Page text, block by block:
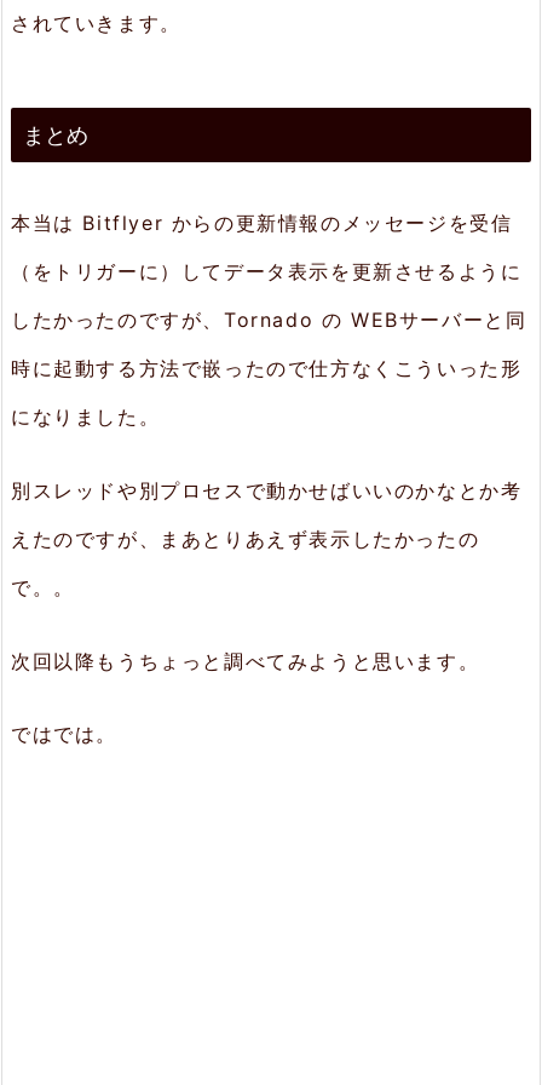
されていきます。
まとめ
本当は Bitflyer からの更新情報のメッセージを受信
（をトリガーに）してデータ表示を更新させるように
したかったのですが、Tornado の WEBサーバーと同
時に起動する方法で嵌ったので仕方なくこういった形
になりました。
別スレッドや別プロセスで動かせばいいのかなとか考
えたのですが、まあとりあえず表示したかったの
で。。
次回以降もうちょっと調べてみようと思います。
ではでは。